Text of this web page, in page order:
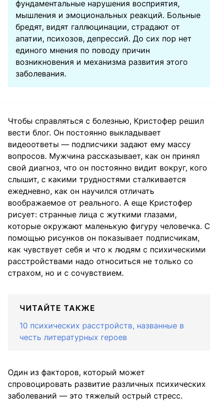
фундаментальные нарушения восприятия,
мышления и эмоциональных реакций. Больные
бредят, видят галлюцинации, страдают от
апатии, психозов, депрессий. До сих пор нет
единого мнения по поводу причин
возникновения и механизма развития этого
заболевания.
Чтобы справляться с болезнью, Кристофер решил
вести блог. Он постоянно выкладывает
видеоответы — подписчики задают ему массу
вопросов. Мужчина рассказывает, как он принял
свой диагноз, что он постоянно видит вокруг, кого
слышит, с какими трудностями сталкивается
ежедневно, как он научился отличать
воображаемое от реального. А еще Кристофер
рисует: странные лица с жуткими глазами,
которые окружают маленькую фигуру человечка. С
помощью рисунков он показывает подписчикам,
как чувствует себя и что к людям с психическими
расстройствами надо относиться не только со
страхом, но и с сочувствием.
ЧИТАЙТЕ ТАКЖЕ
10 психических расстройств, названные в
честь литературных героев
Один из факторов, который может
спровоцировать развитие различных психических
заболеваний — это тяжелый острый стресс.